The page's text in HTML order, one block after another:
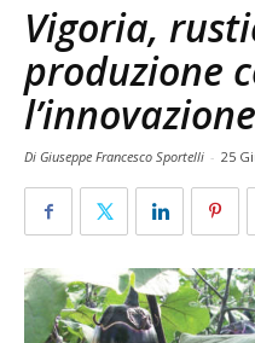
Vigoria,
produzione
Di Giuseppe Francesco Sportelli - 25